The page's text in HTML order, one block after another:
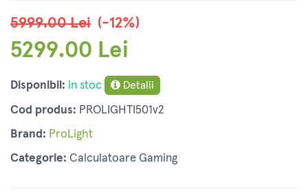
5999.00 Lei (-12%)
5299.00 Lei
Disponibil: in stoc Detalii
Cod produs: PROLIGHTI501v2
Brand: ProLight
Categorie: Calculatoare Gaming